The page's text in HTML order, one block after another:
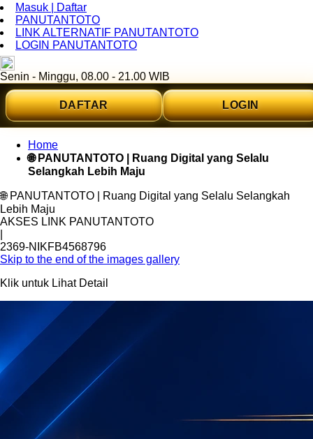
Masuk | Daftar
PANUTANTOTO
LINK ALTERNATIF PANUTANTOTO
LOGIN PANUTANTOTO
Senin - Minggu, 08.00 - 21.00 WIB
DAFTAR LOGIN
Home
🌐 PANUTANTOTO | Ruang Digital yang Selalu
Selangkah Lebih Maju
🌐 PANUTANTOTO | Ruang Digital yang Selalu Selangkah
Lebih Maju
AKSES LINK PANUTANTOTO
2369-NIKFB4568796
Skip to the end of the images gallery
Klik untuk Lihat Detail